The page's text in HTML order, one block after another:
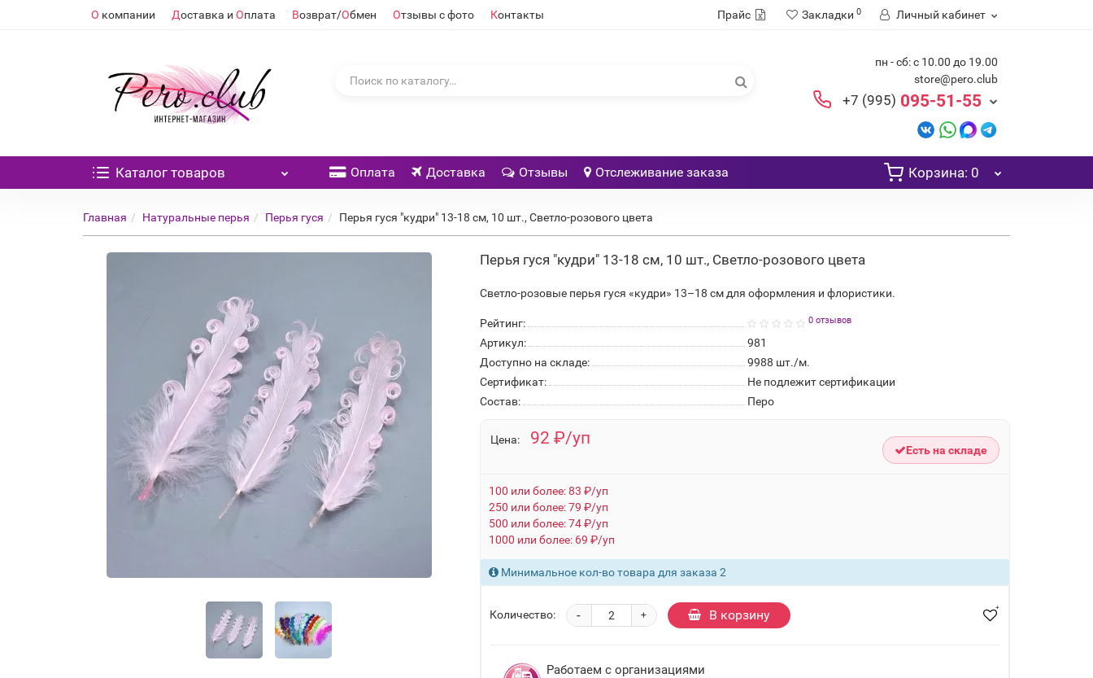
О компании Доставка и Оплата Возврат/Обмен Отзывы с фото Контакты Прайс Закладки 0 Личный кабинет
пн - сб: с 10.00 до 19.00
store@pero.club
+7 (995) 095-51-55
Каталог товаров Оплата Доставка Отзывы Отслеживание заказа Корзина: 0
Главная Натуральные перья Перья гуся Перья гуся "кудри" 13-18 см, 10 шт., Светло-розового цвета
Перья гуся "кудри" 13-18 см, 10 шт., Светло-розового цвета
Светло-розовые перья гуся «кудри» 13–18 см для оформления и флористики.
Рейтинг: 0 отзывов
Артикул:
981
Доступно на складе:
9988 шт./м.
Сертификат:
Не подлежит сертификации
Состав:
Перо
Цена: 92 ₽/уп
Есть на складе
100 или более: 83 ₽/уп
250 или более: 79 ₽/уп
500 или более: 74 ₽/уп
1000 или более: 69 ₽/уп
Минимальное кол-во товара для заказа 2
Количество: +
- В корзину
Работаем с организациями